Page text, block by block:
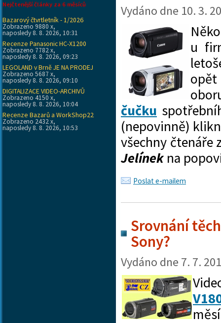
Vydáno dne 10. 3.
u
čučku
(nepovinně)
všechny čtenáře
Jelínekna
Poslat e-mailem
Srovnání
Sony?
Vydáno dne 7. 7.
Nejčtenější články za 6 měsíců
Bazarový čtvrtletník - 1/2026
Zobrazeno 9880 x,
naposledy 8. 8. 2026, 10:31
Recenze Panasonic HC-X1200
Zobrazeno 7782 x,
naposledy 8. 8. 2026, 09:23
LEGOLAND v Brně JE NA PRODEJ
Zobrazeno 5687 x,
naposledy 8. 8. 2026, 09:10
DIGITALIZACE VIDEO-ARCHIVŮ
Zobrazeno 4150 x,
naposledy 8. 8. 2026, 10:04
Recenze Bazarů a WorkShop22
Zobrazeno 2432 x,
naposledy 8. 8. 2026, 10:53